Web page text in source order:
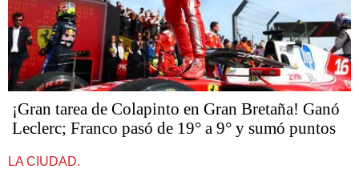
¡Gran tarea de Colapinto en Gran Bretaña! Ganó
Leclerc; Franco pasó de 19° a 9° y sumó puntos
LA CIUDAD.